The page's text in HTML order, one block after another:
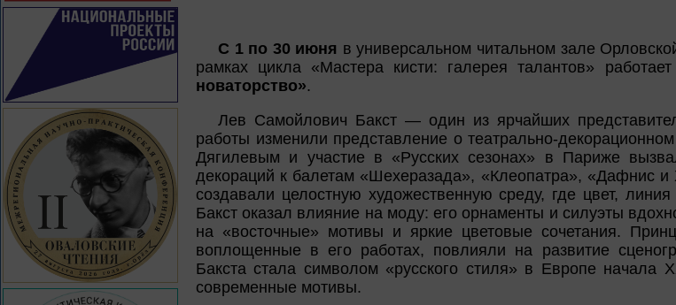
С 1 по 30 июня в универсальном читальном зале
рамках цикла «Мастера кисти: галерея талантов» работает
новаторство».
Лев Самойлович Бакст — один из ярчайших
работы изменили представление о театрально-
Дягилевым и участие в «Русских сезонах» в Париже
декораций к балетам «Шехеразада», «Клеопатра», «Дафнис
создавали целостную художественную среду, где цвет,
Бакст оказал влияние на моду: его орнаменты и силуэты
на «восточные» мотивы и яркие цветовые сочетания.
воплощенные в его работах, повлияли на развитие
Бакста стала символом «русского стиля» в Европе начала
современные мотивы.